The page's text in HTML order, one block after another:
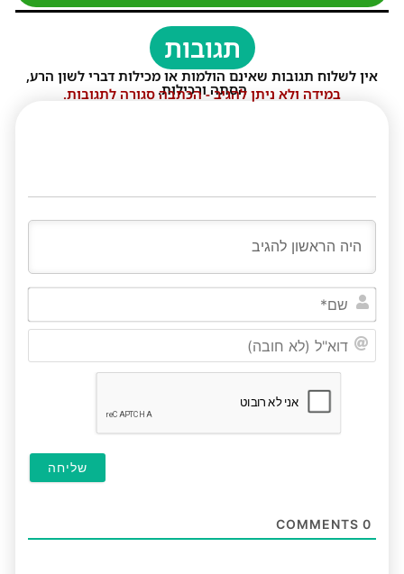
תגובות
אין לשלוח תגובות שאינם הולמות או מכילות דברי לשון הרע,
הסתה ורכילות.
במידה ולא ניתן להגיב - הכתבה סגורה לתגובות.
0